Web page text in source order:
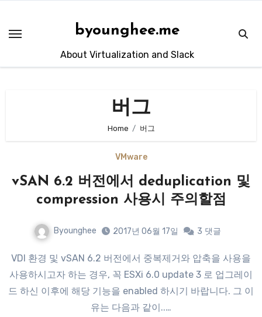
content
byounghee.me
About Virtualization and Slack
버그
Home 버그
VMware
vSAN 6.2 버전에서 deduplication 및
compression 사용시 주의할점
Byounghee 2017년 06월 17일 3 댓글
VDI 환경 및 vSAN 6.2 버전에서 중복제거와 압축을 사용을
사용하시고자 하는 경우, 꼭 ESXi 6.0 update 3 로 업그레이
드 하신 이후에 해당 기능을 enabled 하시기 바랍니다. 그 이
유는 다음과 같이..…